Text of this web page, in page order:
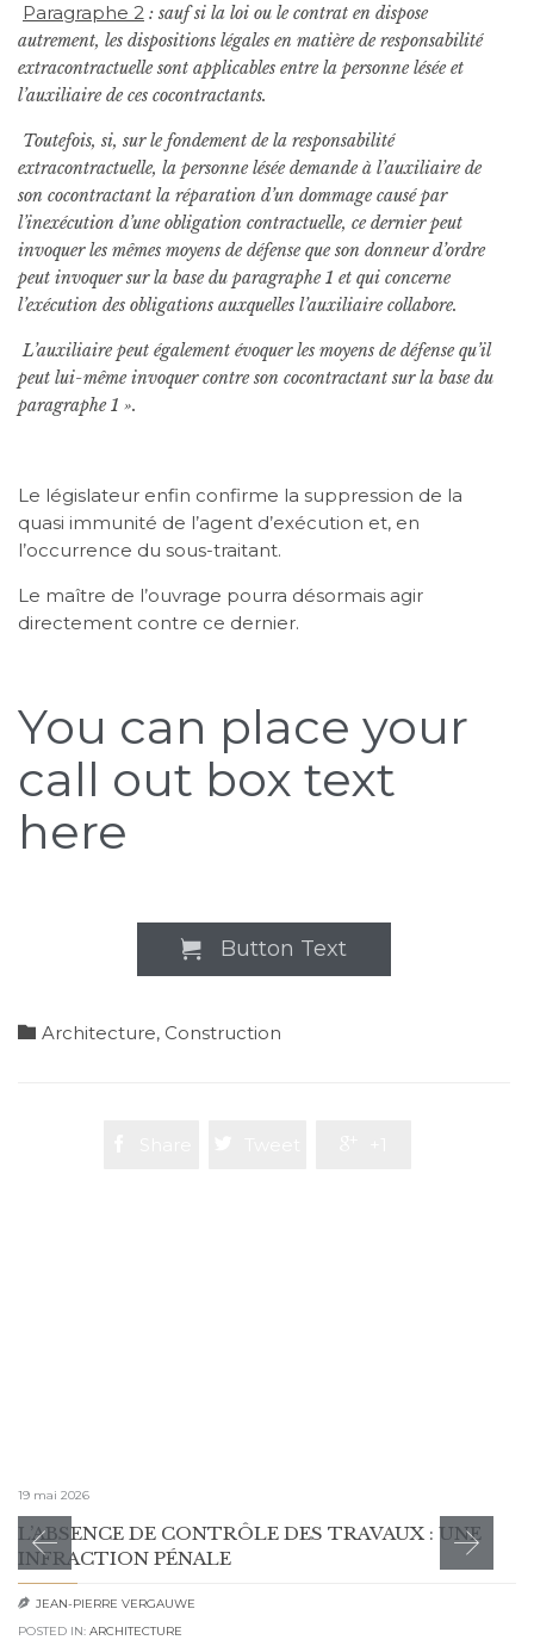
Paragraphe 2 : sauf si la loi ou le contrat en dispose
autrement, les dispositions légales en matière de responsabilité
extracontractuelle sont applicables entre la personne lésée et
l’auxiliaire de ces cocontractants.
Toutefois, si, sur le fondement de la responsabilité
extracontractuelle, la personne lésée demande à l’auxiliaire de
son cocontractant la réparation d’un dommage causé par
l’inexécution d’une obligation contractuelle, ce dernier peut
invoquer les mêmes moyens de défense que son donneur d’ordre
peut invoquer sur la base du paragraphe 1 et qui concerne
l’exécution des obligations auxquelles l’auxiliaire collabore.
L’auxiliaire peut également évoquer les moyens de défense qu’il
peut lui-même invoquer contre son cocontractant sur la base du
paragraphe 1 ».
Le législateur enfin confirme la suppression de la
quasi immunité de l’agent d’exécution et, en
l’occurrence du sous-traitant.
Le maître de l’ouvrage pourra désormais agir
directement contre ce dernier.
You can place your
call out box text
here
 Button Text
 Category
Architecture, Construction
19 mai 2026
L’ABSENCE DE CONTRÔLE DES TRAVAUX : UNE
INFRACTION PÉNALE
 JEAN-PIERRE VERGAUWE
POSTED IN: ARCHITECTURE